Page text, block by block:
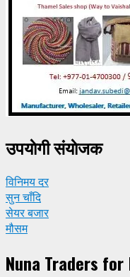
उपयाेगी संयाेजक
विनिमय दर
सुन चाँदि
सेयर बजार
मौसम
Nuna Traders